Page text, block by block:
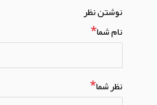
نوشتن نظر
نام شما
نظر شما